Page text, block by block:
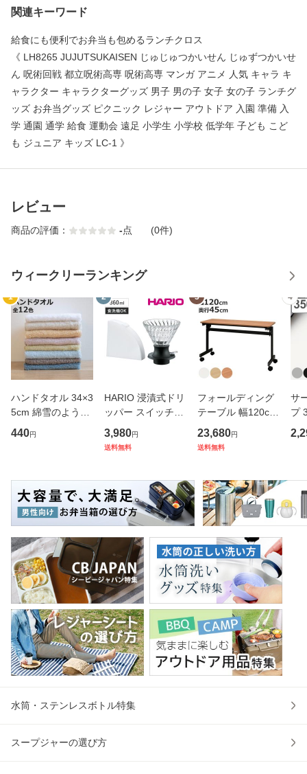
関連キーワード
給食にも便利でお弁当も包めるランチクロス
《 LH8265 JUJUTSUKAISEN じゅじゅつかいせん じゅずつかいせ
ん 呪術回戦 都立呪術高専 呪術高専 マンガ アニメ 人気 キャラ キ
ャラクター キャラクターグッズ 男子 男の子 女子 女の子 ランチグ
ッズ お弁当グッズ ピクニック レジャー アウトドア 入園 準備 入
学 通園 通学 給食 運動会 遠足 小学生 小学校 低学年 子ども こど
も ジュニア キッズ LC-1 》
レビュー
商品の評価： -点 (0件)
ウィークリーランキング
1
ハンドタオル 34×3
5cm 綿雪のような
タオル ベルベット
カラー （ タオル
ンカチ 洗面タオル
綿 コッ
440円
2
HARIO 浸漬式ドリ
ッパー スイッチ36
0 （ ハリオ コーヒ
ー ドリッパー ペー
応 おしゃれ シンプ
ル ハン
3,980円
送料無料
3
フォールディング
テーブル 幅120cm
奥行き45cm キャ
スター付き 折りた
ッキング 会議机 ミ
ーティング
23,680円
送料無料
4
サ
プ
フ
ス
マ
保
水筒・ステンレスボトル特集
スープジャーの選び方